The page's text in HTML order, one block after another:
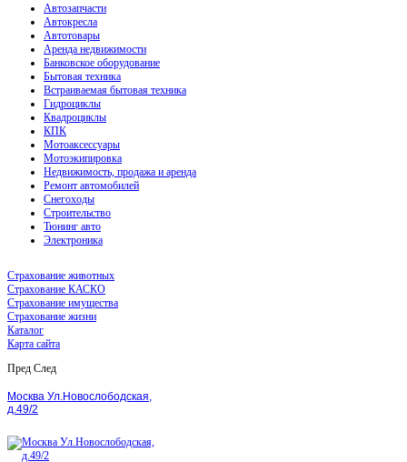
Автозапчасти
Автокресла
Автотовары
Аренда недвижимости
Банковское оборудование
Бытовая техника
Встраиваемая бытовая техника
Гидроциклы
Квадроциклы
КПК
Мотоаксессуары
Мотоэкипировка
Недвижимость, продажа и аренда
Ремонт автомобилей
Снегоходы
Строительство
Тюнинг авто
Электроника
Страхование животных
Страхование КАСКО
Страхование имущества
Страхование жизни
Каталог
Карта сайта
Пред След
Москва Ул.Новослободская,
д.49/2